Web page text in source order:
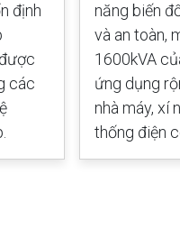
định
các
năng biến
và an toàn,
1600kVA
ứng dụng
nhà máy, xí
thống điện